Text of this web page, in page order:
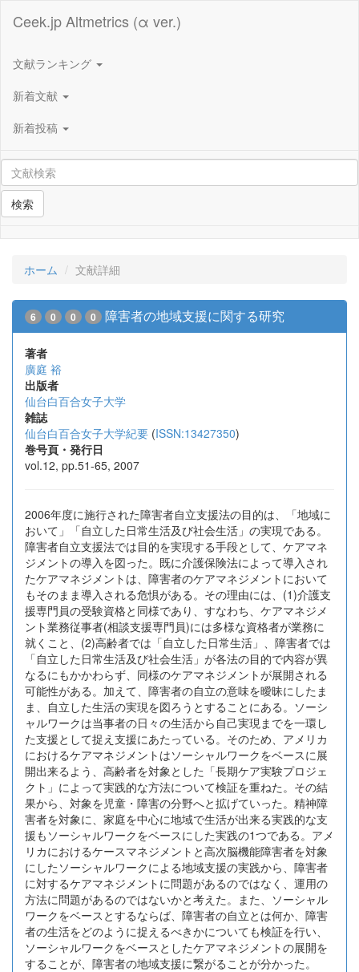
Ceek.jp Altmetrics (α ver.)
文献ランキング
新着文献
新着投稿
検索
ホーム 文献詳細
6 0 0 0 障害者の地域支援に関する研究
著者
廣庭 裕
出版者
仙台白百合女子大学
雑誌
仙台白百合女子大学紀要 (ISSN:13427350)
巻号頁・発行日
vol.12, pp.51-65, 2007
2006年度に施行された障害者自立支援法の目的は、「地域に
おいて」「自立した日常生活及び社会生活」の実現である。
障害者自立支援法では目的を実現する手段として、ケアマネ
ジメントの導入を図った。既に介護保険法によって導入され
たケアマネジメントは、障害者のケアマネジメントにおいて
もそのまま導入される危惧がある。その理由には、(1)介護支
援専門員の受験資格と同様であり、すなわち、ケアマネジメ
ント業務従事者(相談支援専門員)には多様な資格者が業務に
就くこと、(2)高齢者では「自立した日常生活」、障害者では
「自立した日常生活及び社会生活」が各法の目的で内容が異
なるにもかかわらず、同様のケアマネジメントが展開される
可能性がある。加えて、障害者の自立の意味を曖昧にしたま
ま、自立した生活の実現を図ろうとすることにある。ソーシ
ャルワークは当事者の日々の生活から自己実現までを一環し
た支援として捉え支援にあたっている。そのため、アメリカ
におけるケアマネジメントはソーシャルワークをベースに展
開出来るよう、高齢者を対象とした「長期ケア実験プロジェ
クト」によって実践的な方法について検証を重ねた。その結
果から、対象を児童・障害の分野へと拡げていった。精神障
害者を対象に、家庭を中心に地域で生活が出来る実践的な支
援もソーシャルワークをベースにした実践の1つである。アメ
リカにおけるケースマネジメントと高次脳機能障害者を対象
にしたソーシャルワークによる地域支援の実践から、障害者
に対するケアマネジメントに問題があるのではなく、運用の
方法に問題があるのではないかと考えた。また、ソーシャル
ワークをベースとするならば、障害者の自立とは何か、障害
者の生活をどのように捉えるべきかについても検証を行い、
ソーシャルワークをベースとしたケアマネジメントの展開を
することが、障害者の地域支援に繋がることが分かった。